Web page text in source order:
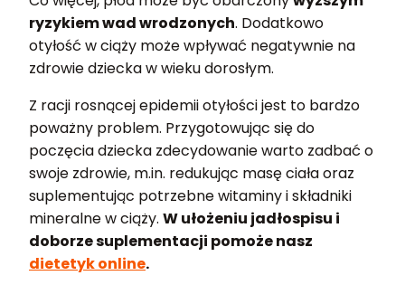
ryzykiem wad wrodzonych. Dodatkowo
otyłość w ciąży może wpływać negatywnie na
zdrowie dziecka w wieku dorosłym.
Z racji rosnącej epidemii otyłości jest to bardzo
poważny problem. Przygotowując się do
poczęcia dziecka zdecydowanie warto zadbać o
swoje zdrowie, m.in. redukując masę ciała oraz
suplementując potrzebne witaminy i składniki
mineralne w ciąży. W ułożeniu jadłospisu i
doborze suplementacji pomoże nasz
dietetyk online.